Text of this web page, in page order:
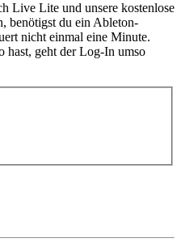
Live Lite und unsere kostenlose
benötigst du ein Ableton-
nicht einmal eine Minute.
hast, geht der Log-In umso